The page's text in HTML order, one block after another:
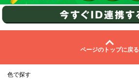
ページのトップに戻る
色で探す